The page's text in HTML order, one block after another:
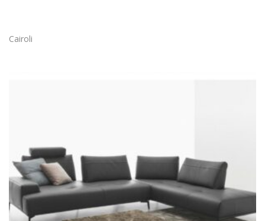
Cairoli